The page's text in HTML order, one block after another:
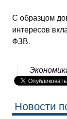
С образцом
интересов
ФЗВ.
Новости